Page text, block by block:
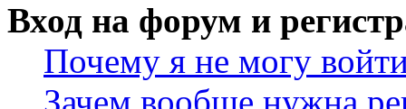
Вход на форум и
Почему я не могу